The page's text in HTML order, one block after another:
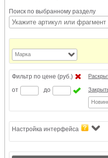
Поиск по выбранному разделу
Марка
Фильтр по цене (руб.)
от
до
Настройка интерфейса